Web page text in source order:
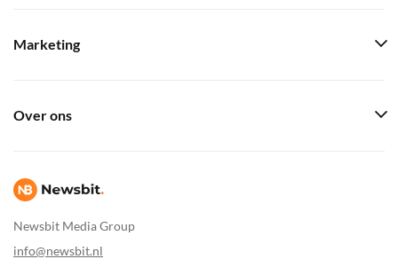
Newsbit Media Group
info@newsbit.nl
Marketing
Over ons